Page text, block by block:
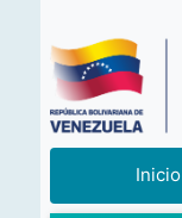
Inicio